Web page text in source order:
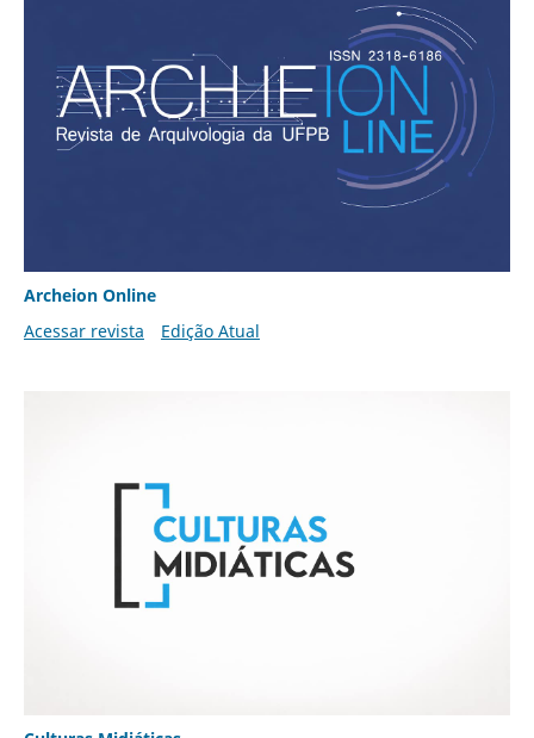
Archeion Online
Acessar revista
Edição Atual